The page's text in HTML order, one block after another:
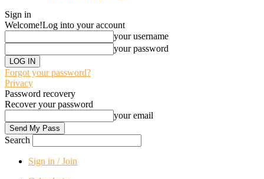
Sign in
Welcome!Log into your account
your username
your password
Forgot your password?
Privacy
Password recovery
Recover your password
your email
Search
Sign in / Join